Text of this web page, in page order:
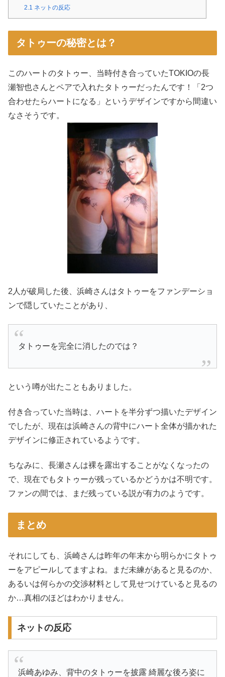
2.1 ネットの反応
タトゥーの秘密とは？
このハートのタトゥー、当時付き合っていたTOKIOの長
瀬智也さんとペアで入れたタトゥーだったんです！「2つ
合わせたらハートになる」というデザインですから間違い
なさそうです。
2人が破局した後、浜崎さんはタトゥーをファンデーショ
ンで隠していたことがあり、
タトゥーを完全に消したのでは？
という噂が出たこともありました。
付き合っていた当時は、ハートを半分ずつ描いたデザイン
でしたが、現在は浜崎さんの背中にハート全体が描かれた
デザインに修正されているようです。
ちなみに、長瀬さんは裸を露出することがなくなったの
で、現在でもタトゥーが残っているかどうかは不明です。
ファンの間では、まだ残っている説が有力のようです。
まとめ
それにしても、浜崎さんは昨年の年末から明らかにタトゥ
ーをアピールしてますよね。まだ未練があると見るのか、
あるいは何らかの交渉材料として見せつけていると見るの
か…真相のほどはわかりません。
ネットの反応
浜崎あゆみ、背中のタトゥーを披露 綺麗な後ろ姿に